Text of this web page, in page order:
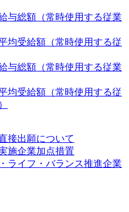
与総額（常時使用する従業
均受給額（常時使用する従
与総額（常時使用する従業
均受給額（常時使用する従
接出願について
施企業加点措置
ライフ・バランス推進企業